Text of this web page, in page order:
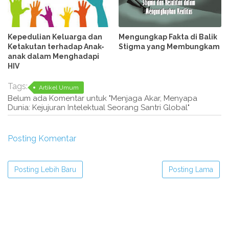
Kepedulian Keluarga dan
Ketakutan terhadap Anak-
anak dalam Menghadapi
HIV
Mengungkap Fakta di Balik
Stigma yang Membungkam
Tags: Artikel Umum
Belum ada Komentar untuk "Menjaga Akar, Menyapa
Dunia: Kejujuran Intelektual Seorang Santri Global"
Posting Komentar
Posting Lebih Baru Posting Lama